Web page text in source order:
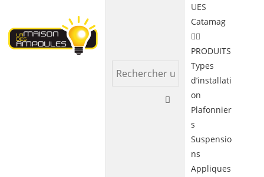
UES
Catamag
PRODUITS
Types
d’installati
on
Plafonnier
s
Suspensio
ns
Appliques